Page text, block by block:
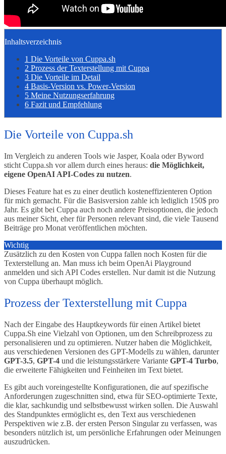
Inhaltsverzeichnis
1 Die Vorteile von Cuppa.sh
2 Prozess der Texterstellung mit Cuppa
3 Die Vorteile im Detail
4 Basis-Version vs. Power-Version
5 Meine Nutzungserfahrung
6 Fazit und Empfehlung
Die Vorteile von Cuppa.sh
Im Vergleich zu anderen Tools wie Jasper, Koala oder Byword
sticht Cuppa.sh vor allem durch eines heraus: die Möglichkeit,
eigene OpenAI API-Codes zu nutzen.
Dieses Feature hat es zu einer deutlich kosteneffizienteren Option
für mich gemacht. Für die Basisversion zahle ich lediglich 150$ pro
Jahr. Es gibt bei Cuppa auch noch andere Preisoptionen, die jedoch
aus meiner Sicht, eher für Personen relevant sind, die viele Tausend
Beiträge pro Monat veröffentlichen möchten.
Wichtig
Zusätzlich zu den Kosten von Cuppa fallen noch Kosten für die
Texterstellung an. Man muss ich beim OpenAi Playground
anmelden und sich API Codes erstellen. Nur damit ist die Nutzung
von Cuppa überhaupt möglich.
Prozess der Texterstellung mit Cuppa
Nach der Eingabe des Hauptkeywords für einen Artikel bietet
Cuppa.Sh eine Vielzahl von Optionen, um den Schreibprozess zu
personalisieren und zu optimieren. Nutzer haben die Möglichkeit,
aus verschiedenen Versionen des GPT-Modells zu wählen, darunter
GPT-3.5, GPT-4 und die leistungsstärkere Variante GPT-4 Turbo,
die erweiterte Fähigkeiten und Feinheiten im Text bietet.
Es gibt auch voreingestellte Konfigurationen, die auf spezifische
Anforderungen zugeschnitten sind, etwa für SEO-optimierte Texte,
die klar, sachkundig und selbstbewusst wirken sollen. Die Auswahl
des Standpunktes ermöglicht es, den Text aus verschiedenen
Perspektiven wie z.B. der ersten Person Singular zu verfassen, was
besonders nützlich ist, um persönliche Erfahrungen oder Meinungen
auszudrücken.